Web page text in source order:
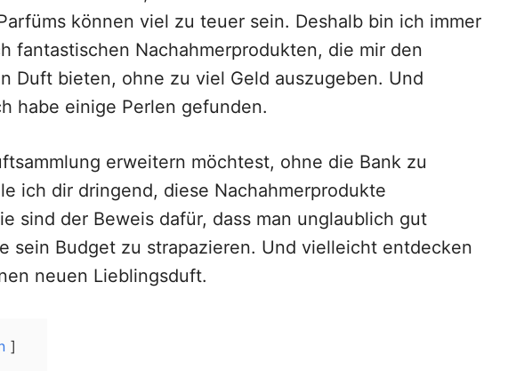
können viel zu teuer sein. Deshalb bin ich immer
fantastischen Nachahmerprodukten, die mir den
Duft bieten, ohne zu viel Geld auszugeben. Und
habe einige Perlen gefunden.
erweitern möchtest, ohne die Bank zu
ich dir dringend, diese Nachahmerprodukte
sind der Beweis dafür, dass man unglaublich gut
sein Budget zu strapazieren. Und vielleicht entdecken
neuen Lieblingsduft.